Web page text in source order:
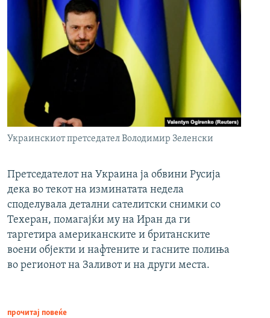
Украинскиот претседател Володимир Зеленски
Претседателот на Украина ја обвини Русија
дека во текот на изминатата недела
споделувала детални сателитски снимки со
Техеран, помагајќи му на Иран да ги
таргетира американските и британските
воени објекти и нафтените и гасните полиња
во регионот на Заливот и на други места.
прочитај повеќе